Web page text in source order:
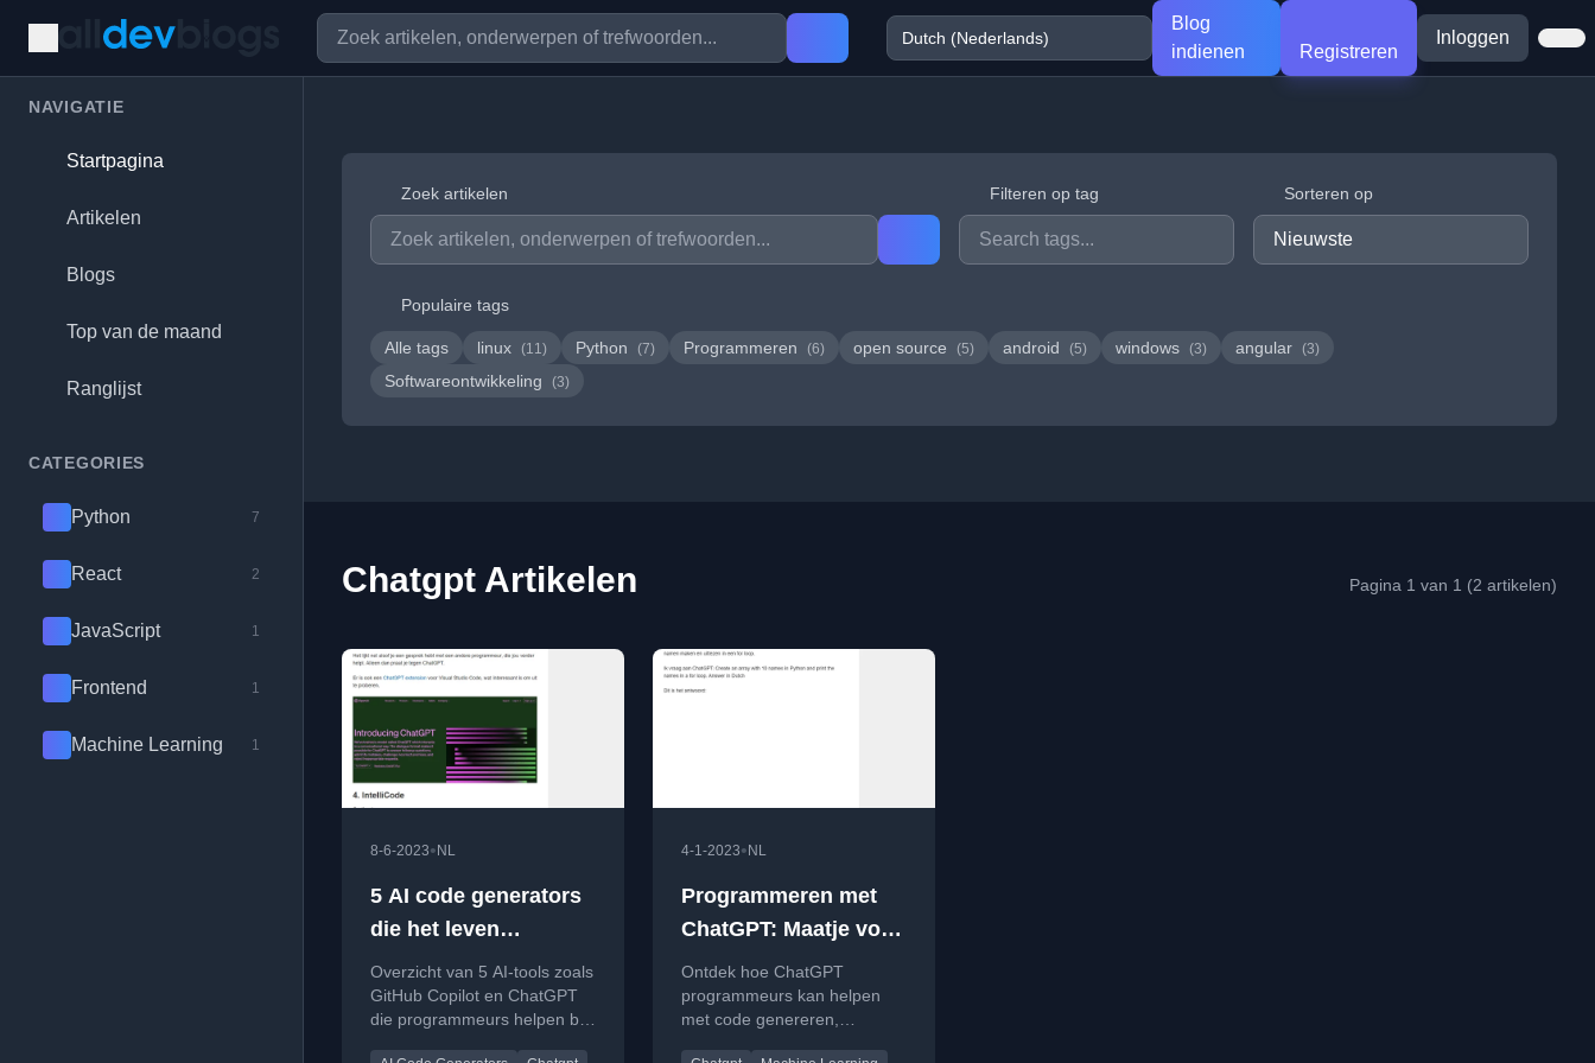
Blog
indienen
Registreren
Inloggen
NAVIGATIE
Startpagina
Artikelen
Blogs
Top van de maand
Ranglijst
CATEGORIES
Python 7
React 2
JavaScript 1
Frontend 1
Machine Learning 1
Zoek artikelen Filteren op tag Sorteren op
Populaire tags
Alle tags linux (11) Python (7) Programmeren (6) open source (5) android (5) windows (3) angular (3)
Softwareontwikkeling (3)
Chatgpt Artikelen Pagina 1 van 1 (2 artikelen)
8-6-2023• NL
5 AI code generators
die het leven
makkelijker maken!
Overzicht van 5 AI-tools zoals
GitHub Copilot en ChatGPT
die programmeurs helpen bij
4-1-2023• NL
Programmeren met
ChatGPT: Maatje voor
de programmeur!
Ontdek hoe ChatGPT
programmeurs kan helpen
met code genereren,